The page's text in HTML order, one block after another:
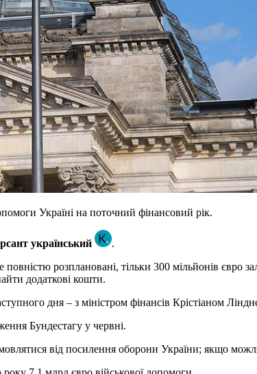
Україні на поточний фінансовий рік.
український
.
розплановані, тільки 300 мільйонів євро
додаткові кошти.
дня – з міністром фінансів Крістіаном
Бундестагу у червні.
від посилення оборони України; якщо